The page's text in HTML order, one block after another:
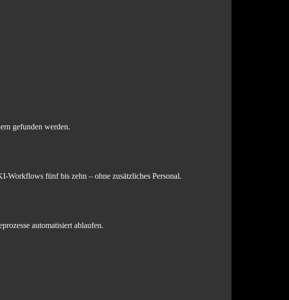
gefunden werden.
fünf bis zehn – ohne zusätzliches Personal.
automatisiert ablaufen.